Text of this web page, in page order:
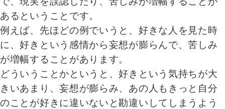
あるということです。
例えば、先ほどの例でいうと、好きな人を見た時
に、好きという感情から妄想が膨らんで、苦しみ
が増幅することがあります。
どういうことかというと、好きという気持ちが大
きいあまり、妄想が膨らみ、あの人もきっと自分
のことが好きに違いないと勘違いしてしまうよう